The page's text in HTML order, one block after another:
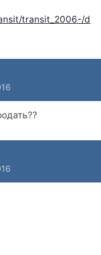
transit_2006-/d